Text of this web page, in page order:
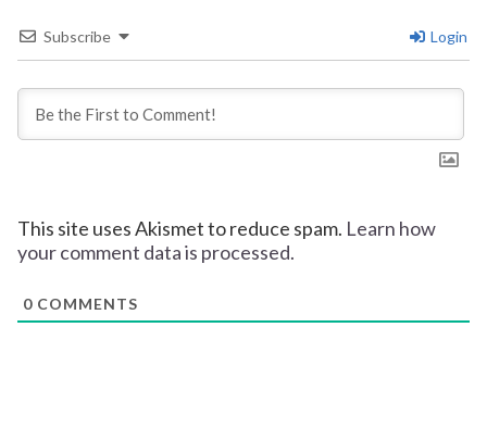
Subscribe Login
This site uses Akismet to reduce spam. Learn how
your comment data is processed.
0 COMMENTS